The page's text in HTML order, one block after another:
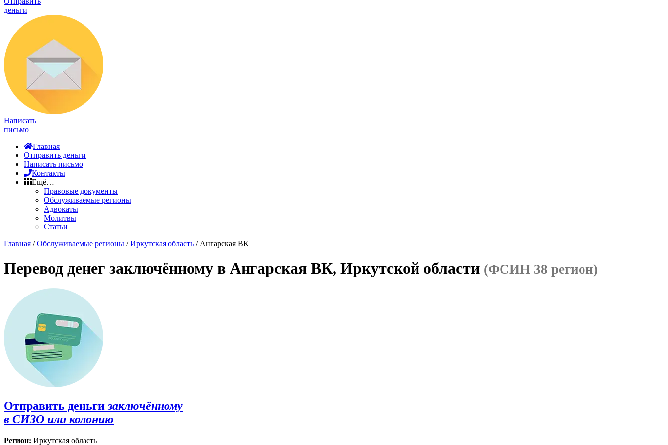
деньги
Написать
письмо
Главная
Отправить деньги
Написать письмо
Контакты
Ещё…
Правовые документы
Обслуживаемые регионы
Адвокаты
Молитвы
Статьи
Главная /Обслуживаемые регионы /Иркутская область / Aнгарская ВК
Перевод денег заключённому в Aнгарская ВК, Иркутской области (ФСИН 38 регион)
Отправить деньги заключённому
в СИЗО или колонию
Регион: Иркутская область